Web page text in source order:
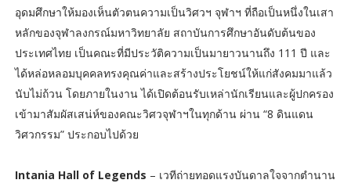
อุดมศึกษาให้มองเห็นตัวตนความเป็นวิศวฯ จุฬาฯ ที่ถือเป็นหนึ่งในเสา
หลักของจุฬาลงกรณ์มหาวิทยาลัย สถาบันการศึกษาอันดับต้นของ
ประเทศไทย เป็นคณะที่มีประวัติความเป็นมายาวนานถึง 111 ปี และ
ได้หล่อหลอมบุคคลทรงคุณค่าและสร้างประโยชน์ให้แก่สังคมมาแล้ว
นับไม่ถ้วน โดยภายในงาน ได้เปิดต้อนรับเหล่านักเรียนและผู้ปกครอง
เข้ามาสัมผัสเสน่ห์ของคณะวิศวจุฬาฯในทุกด้าน ผ่าน “8 ดินแดน
วิศวกรรม” ประกอบไปด้วย
Intania Hall of Legends – เวทีถ่ายทอดแรงบันดาลใจจากตำนาน